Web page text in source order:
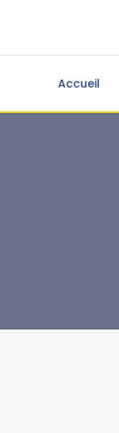
Accueil